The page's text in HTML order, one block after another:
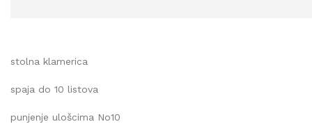
stolna klamerica
spaja do 10 listova
punjenje ulošcima No10